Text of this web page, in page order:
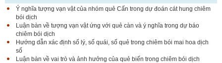
Ý nghĩa tượng vạn vật của nhóm quẻ Cấn trong dự đoán cát hung chiêm
bói dịch
Luận bàn về tượng vạn vật ứng với quẻ càn và ý nghĩa trong dự báo
chiêm bói dịch
Hướng dẫn xác định số lý, số quái, số quẻ trong chiêm bói mai hoa dịch
số
Luận bàn về vai trò và ảnh hưởng của quẻ biến trong chiêm bói dịch